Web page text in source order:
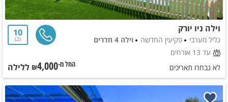
וילה ניו יורק
גליל מערבי פקיעין החדשה
וילה 4 חדרים
עד 13 אורחים
10
2
לא נבחרו תאריכים החל מ-₪4,000 ללילה